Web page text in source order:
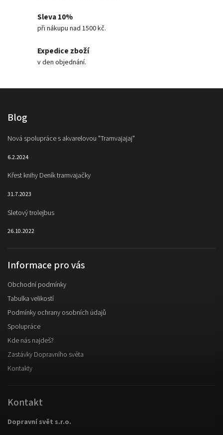
Sleva 10%
při nákupu nad 1500 kč.
Expedice zboží
v den objednání.
Blog
Nová spolupráce s akvarelovou "Tramvajajaj"
6.2.2024
Křest knihy Deník tramvajačky
31.7.2023
Sletový trolejbus
26.10.2022
Informace pro vás
Obchodní podmínky
Tabulka velikostí
Podmínky ochrany osobních údajů
Spolupráce
Kde nás najdeš?
Zastávky Dopravního světa
Kontakty
Kontakt
Dopravní svět s.r.o.